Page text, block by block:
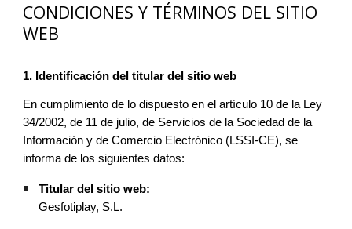
CONDICIONES Y TÉRMINOS DEL SITIO
WEB
1. Identificación del titular del sitio web
En cumplimiento de lo dispuesto en el artículo 10 de la Ley
34/2002, de 11 de julio, de Servicios de la Sociedad de la
Información y de Comercio Electrónico (LSSI-CE), se
informa de los siguientes datos:
Titular del sitio web:
Gesfotiplay, S.L.